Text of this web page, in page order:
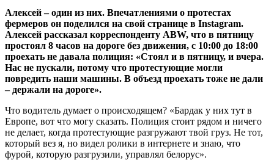
Алексей – один из них. Впечатлениями о протестах
фермеров он поделился на свой странице в Instagram.
Алексей рассказал корреспонденту ABW, что в пятницу
простоял 8 часов на дороге без движения, с 10:00 до 18:00
проехать не давала полиция: «Стоял и в пятницу, и вчера.
Нас не пускали, потому что протестующие могли
повредить наши машины. В объезд проехать тоже не дали
– держали на дороге».
Что водитель думает о происходящем? «Бардак у них тут в
Европе, вот что могу сказать. Полиция стоит рядом и ничего
не делает, когда протестующие разгружают твой груз. Не тот,
который вез я, но видел ролики в интернете и знаю, что
фурой, которую разгрузили, управлял белорус».